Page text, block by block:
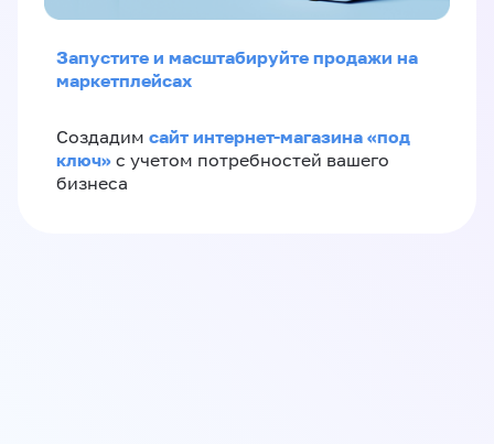
Запустите и масштабируйте продажи на
маркетплейсах
Создадим сайт интернет-магазина «под
ключ» с учетом потребностей вашего
бизнеса